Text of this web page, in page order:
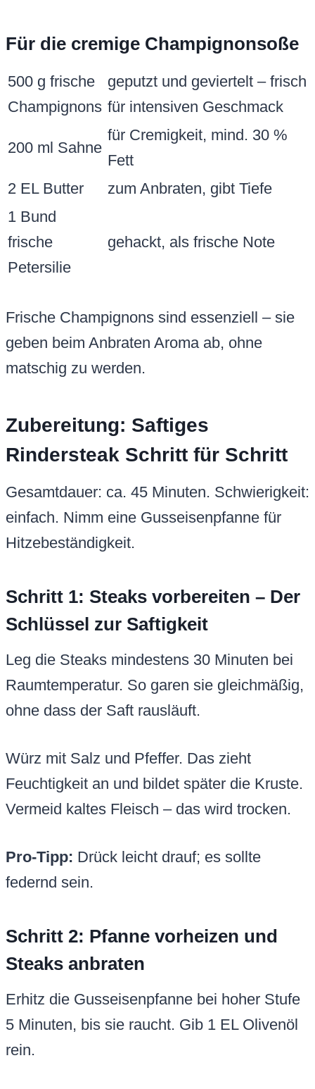
Für die cremige Champignonsoße
500 g frische
Champignons
geputzt und geviertelt – frisch
für intensiven Geschmack
200 ml Sahne
für Cremigkeit, mind. 30 %
Fett
2 EL Butter
zum Anbraten, gibt Tiefe
1 Bund
frische
Petersilie
gehackt, als frische Note
Frische Champignons sind essenziell – sie
geben beim Anbraten Aroma ab, ohne
matschig zu werden.
Zubereitung: Saftiges
Rindersteak Schritt für Schritt
Gesamtdauer: ca. 45 Minuten. Schwierigkeit:
einfach. Nimm eine Gusseisenpfanne für
Hitzebeständigkeit.
Schritt 1: Steaks vorbereiten – Der
Schlüssel zur Saftigkeit
Leg die Steaks mindestens 30 Minuten bei
Raumtemperatur. So garen sie gleichmäßig,
ohne dass der Saft rausläuft.
Würz mit Salz und Pfeffer. Das zieht
Feuchtigkeit an und bildet später die Kruste.
Vermeid kaltes Fleisch – das wird trocken.
Pro-Tipp: Drück leicht drauf; es sollte
federnd sein.
Schritt 2: Pfanne vorheizen und
Steaks anbraten
Erhitz die Gusseisenpfanne bei hoher Stufe
5 Minuten, bis sie raucht. Gib 1 EL Olivenöl
rein.